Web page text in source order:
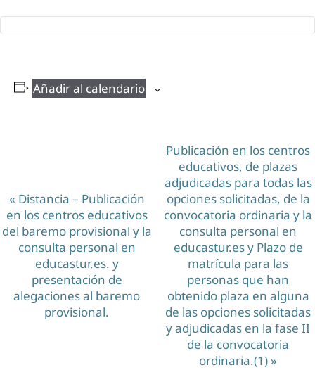
Añadir al calendario
v
e
« Distancia – Publicación
en los centros educativos
del baremo provisional y la
consulta personal en
educastur.es. y
presentación de
alegaciones al baremo
provisional.
Publicación en los centros
educativos, de plazas
adjudicadas para todas las
opciones solicitadas, de la
convocatoria ordinaria y la
consulta personal en
educastur.es y Plazo de
matrícula para las
personas que han
obtenido plaza en alguna
de las opciones solicitadas
y adjudicadas en la fase II
de la convocatoria
ordinaria.(1) »